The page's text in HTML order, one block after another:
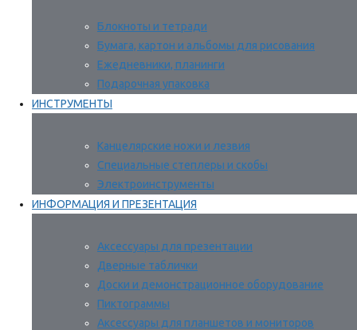
Блокноты и тетради
Бумага, картон и альбомы для рисования
Ежедневники, планинги
Подарочная упаковка
ИНСТРУМЕНТЫ
Канцелярские ножи и лезвия
Специальные степлеры и скобы
Электроинструменты
ИНФОРМАЦИЯ И ПРЕЗЕНТАЦИЯ
Аксессуары для презентации
Дверные таблички
Доски и демонстрационное оборудование
Пиктограммы
Аксессуары для планшетов и мониторов